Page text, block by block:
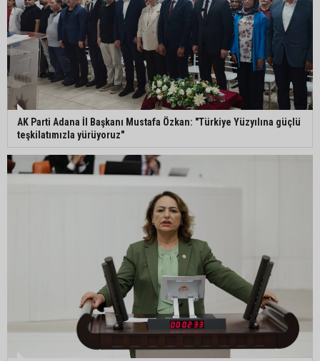
AK Parti Adana İl Başkanı Mustafa Özkan: "Türkiye Yüzyılına güçlü
teşkilatımızla yürüyoruz"